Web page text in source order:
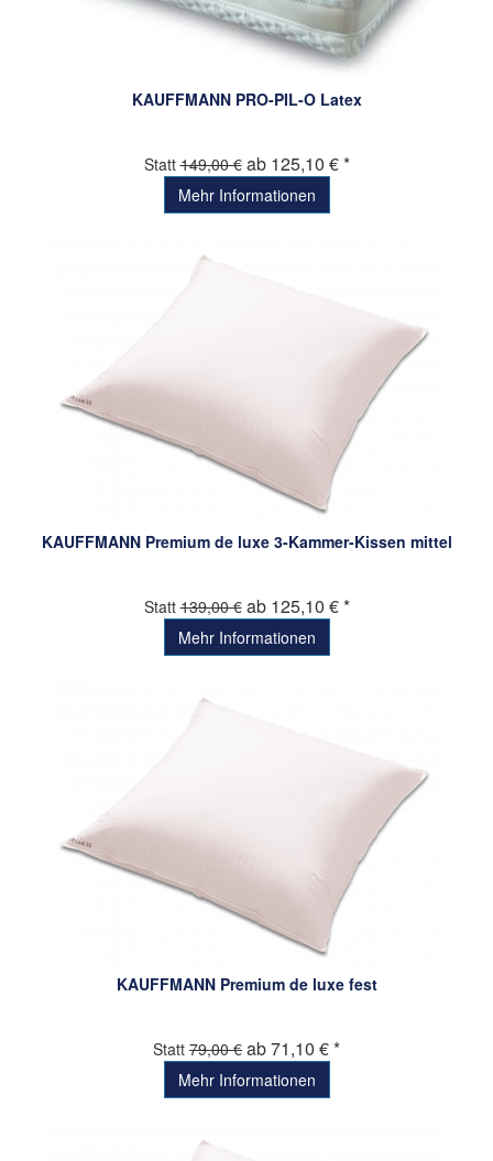
KAUFFMANN PRO-PIL-O Latex
Statt149,00 € ab 125,10 € *
Mehr Informationen
KAUFFMANN Premium de luxe 3-Kammer-Kissen mittel
Statt139,00 € ab 125,10 € *
Mehr Informationen
KAUFFMANN Premium de luxe fest
Statt 79,00 € ab 71,10 € *
Mehr Informationen